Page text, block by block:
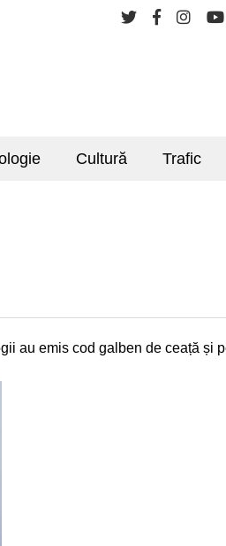
Cultură Trafic
au emis cod galben de ceață și